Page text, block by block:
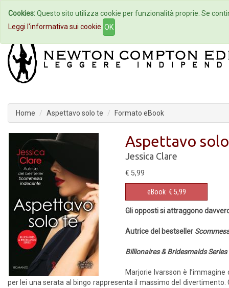
Home Autori Eventi
Home Aspettavo solo te Formato eBook
Aspettavo
Jessica Clare
€ 5,99
eBook € 5,99
Gli opposti si attraggono
Autrice del bestseller
Billionaires & Bridesmaids Series
Marjorie Ivarsson è
per lei una serata al bingo rappresenta il massimo del
Cookies:Questo sito utilizza cookie per funzionalità proprie. Se
Leggi l'informativa sui cookie OK